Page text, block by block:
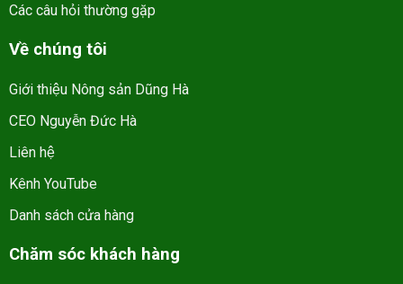
Các câu hỏi thường gặp
Về chúng tôi
Giới thiệu Nông sản Dũng Hà
CEO Nguyễn Đức Hà
Liên hệ
Kênh YouTube
Danh sách cửa hàng
Chăm sóc khách hàng